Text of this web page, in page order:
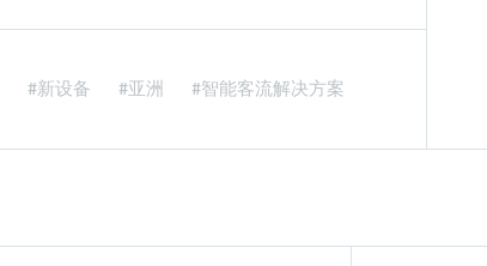
#新设备 #亚洲 #智能客流解决方案